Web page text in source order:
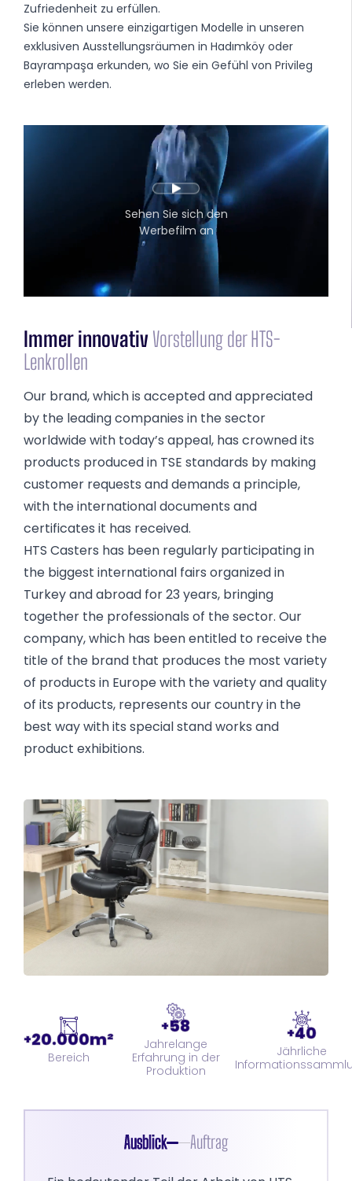
Zufriedenheit zu erfüllen.
Sie können unsere einzigartigen Modelle in unseren
exklusiven Ausstellungsräumen in Hadımköy oder
Bayrampaşa erkunden, wo Sie ein Gefühl von Privileg
erleben werden.
Sehen Sie sich den
Werbefilm an
Immer innovativVorstellung der HTS-
Lenkrollen
Our brand, which is accepted and appreciated
by the leading companies in the sector
worldwide with today’s appeal, has crowned its
products produced in TSE standards by making
customer requests and demands a principle,
with the international documents and
certificates it has received.
HTS Casters has been regularly participating in
the biggest international fairs organized in
Turkey and abroad for 23 years, bringing
together the professionals of the sector. Our
company, which has been entitled to receive the
title of the brand that produces the most variety
of products in Europe with the variety and quality
of its products, represents our country in the
best way with its special stand works and
product exhibitions.
+20.000m²
Bereich
+58
Jahrelange
Erfahrung in der
Produktion
+40
Jährliche
Ausblick Auftrag